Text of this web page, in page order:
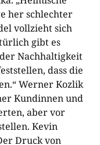
her schlechter
vollzieht sich
gibt es
Nachhaltigkeit
dass die
Werner Kozlik
Kundinnen und
aber vor
Kevin
Druck von